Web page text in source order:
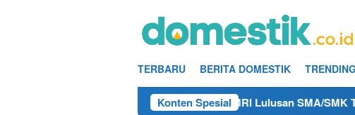
TERBARU BERITA DOMESTIK TRENDING
Konten Spesial
Info Kerja Teknisi/Mekanik DAMRI Lulusan SMA/SMK Terdekat di